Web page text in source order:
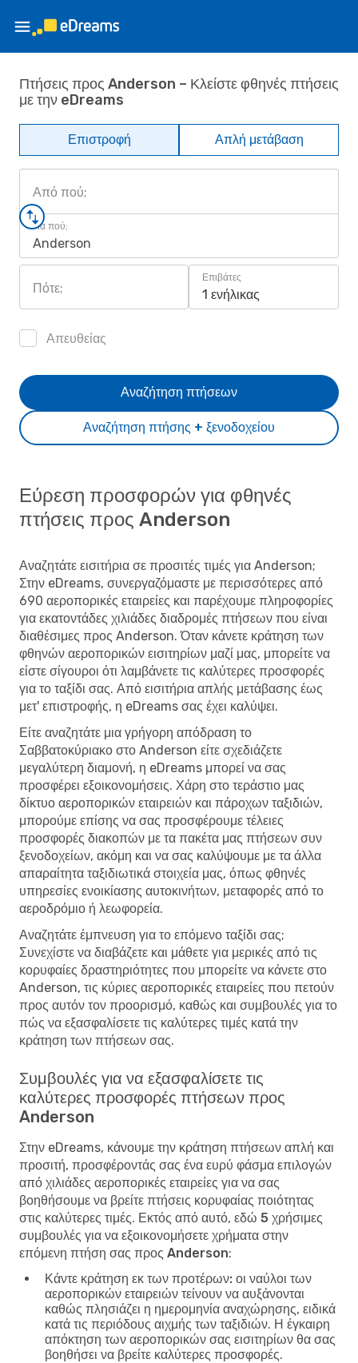
Πτήσεις προς Anderson – Κλείστε φθηνές πτήσεις
με την eDreams
Επιστροφή Απλή μετάβαση
Από πού;
Για πού;
Anderson
Πότε;
Επιβάτες
1 ενήλικας
Απευθείας
Αναζήτηση πτήσης + ξενοδοχείου
Αναζήτηση πτήσεων
Εύρεση προσφορών για φθηνές
πτήσεις προς Anderson
Αναζητάτε εισιτήρια σε προσιτές τιμές για Anderson;
Στην eDreams, συνεργαζόμαστε με περισσότερες από
690 αεροπορικές εταιρείες και παρέχουμε πληροφορίες
για εκατοντάδες χιλιάδες διαδρομές πτήσεων που είναι
διαθέσιμες προς Anderson. Όταν κάνετε κράτηση των
φθηνών αεροπορικών εισιτηρίων μαζί μας, μπορείτε να
είστε σίγουροι ότι λαμβάνετε τις καλύτερες προσφορές
για το ταξίδι σας. Από εισιτήρια απλής μετάβασης έως
μετ' επιστροφής, η eDreams σας έχει καλύψει.
Είτε αναζητάτε μια γρήγορη απόδραση το
Σαββατοκύριακο στο Anderson είτε σχεδιάζετε
μεγαλύτερη διαμονή, η eDreams μπορεί να σας
προσφέρει εξοικονομήσεις. Χάρη στο τεράστιο μας
δίκτυο αεροπορικών εταιρειών και πάροχων ταξιδιών,
μπορούμε επίσης να σας προσφέρουμε τέλειες
προσφορές διακοπών με τα πακέτα μας πτήσεων συν
ξενοδοχείων, ακόμη και να σας καλύψουμε με τα άλλα
απαραίτητα ταξιδιωτικά στοιχεία μας, όπως φθηνές
υπηρεσίες ενοικίασης αυτοκινήτων, μεταφορές από το
αεροδρόμιο ή λεωφορεία.
Αναζητάτε έμπνευση για το επόμενο ταξίδι σας;
Συνεχίστε να διαβάζετε και μάθετε για μερικές από τις
κορυφαίες δραστηριότητες που μπορείτε να κάνετε στο
Anderson, τις κύριες αεροπορικές εταιρείες που πετούν
προς αυτόν τον προορισμό, καθώς και συμβουλές για το
πώς να εξασφαλίσετε τις καλύτερες τιμές κατά την
κράτηση των πτήσεων σας.
Συμβουλές για να εξασφαλίσετε τις
καλύτερες προσφορές πτήσεων προς
Anderson
Στην eDreams, κάνουμε την κράτηση πτήσεων απλή και
προσιτή, προσφέροντάς σας ένα ευρύ φάσμα επιλογών
από χιλιάδες αεροπορικές εταιρείες για να σας
βοηθήσουμε να βρείτε πτήσεις κορυφαίας ποιότητας
στις καλύτερες τιμές. Εκτός από αυτό, εδώ 5 χρήσιμες
συμβουλές για να εξοικονομήσετε χρήματα στην
επόμενη πτήση σας προς Anderson:
Κάντε κράτηση εκ των προτέρων: οι ναύλοι των
αεροπορικών εταιρειών τείνουν να αυξάνονται
καθώς πλησιάζει η ημερομηνία αναχώρησης, ειδικά
κατά τις περιόδους αιχμής των ταξιδιών. Η έγκαιρη
απόκτηση των αεροπορικών σας εισιτηρίων θα σας
βοηθήσει να βρείτε καλύτερες προσφορές.